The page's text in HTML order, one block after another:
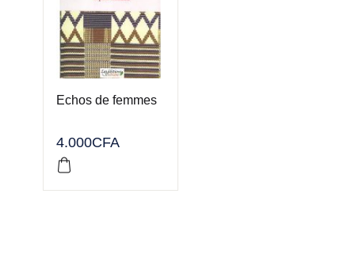
Echos de femmes
4.000CFA